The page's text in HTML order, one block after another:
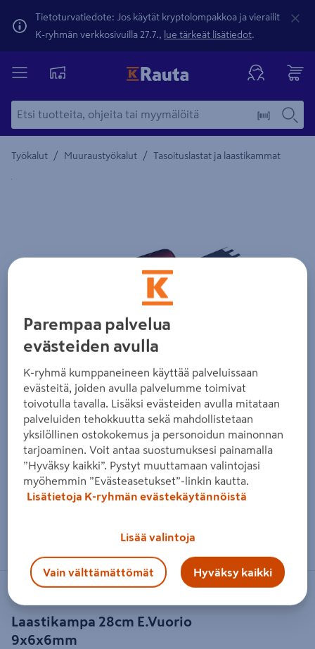
Tietoturvatiedote: Jos käytät kryptolompakkoa ja vierailit
K-ryhmän verkkosivuilla 27.7., lue tärkeät lisätiedot.
Työkalut / Muuraustyökalut / Tasoituslastat ja laastikammat
Yksityiskohtainen kuvaus löytyy Tuotteen kuvaus -
Laastikampa 28cm E.Vuorio
9x6x6mm
Parempaa palvelua
evästeiden avulla
K-ryhmä kumppaneineen käyttää palveluissaan
evästeitä, joiden avulla palvelumme toimivat
toivotulla tavalla. Lisäksi evästeiden avulla mitataan
palveluiden tehokkuutta sekä mahdollistetaan
yksilöllinen ostokokemus ja personoidun mainonnan
tarjoaminen. Voit antaa suostumuksesi painamalla
”Hyväksy kaikki”. Pystyt muuttamaan valintojasi
myöhemmin ”Evästeasetukset”-linkin kautta.
Lisätietoja K-ryhmän evästekäytännöistä
Lisää valintoja
Vain välttämättömät Hyväksy kaikki